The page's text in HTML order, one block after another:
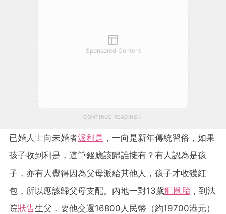
Sponsored Content
CONTINUE READING
已婚人士向未婚者派利是 ，一向是新年傳統習俗，如果
孩子收到利是，這筆錢應該歸誰擁有？有人認為是孩
子，亦有人覺得因為父母派給其他人，孩子才收獲紅
包，所以應該歸父母支配。內地一對13歲龍鳳胎 ，到法
院狀告生父，要他交還16800人民幣（約19700港元）